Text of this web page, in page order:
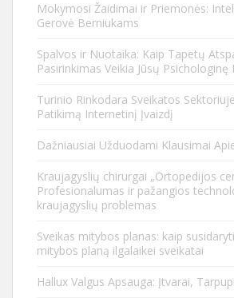
Mokymosi Žaidimai ir Priemonės:
Gerovė Berniukams
Spalvos ir Nuotaika: Kaip Tapetų
Pasirinkimas Veikia Jūsų Psichologinę
Turinio Rinkodara Sveikatos
Patikimą Internetinį Įvaizdį
Dažniausiai Užduodami Klausimai
Kraujagyslių chirurgai „Ortopedijos
Profesionalumas ir pažangios
kraujagyslių problemas
Sveikas mitybos planas: kaip
mitybos planą ilgalaikei sveikatai
Hallux Valgus Apsauga: Įtvarai,